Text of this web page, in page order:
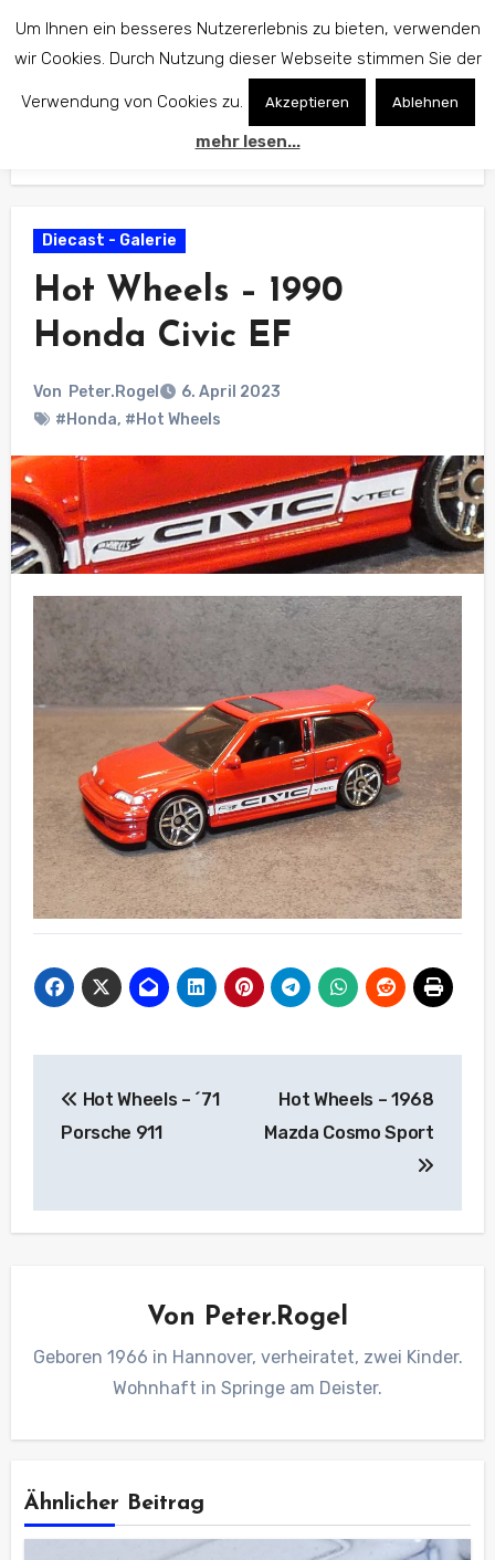
Diecast - Galerie
Hot Wheels – 1990
Honda Civic EF
Von Peter.Rogel
6. April 2023
#Honda, #Hot Wheels
Hot Wheels – ´71
Porsche 911
Hot Wheels – 1968
Mazda Cosmo Sport
Von Peter.Rogel
Geboren 1966 in Hannover, verheiratet, zwei Kinder.
Wohnhaft in Springe am Deister.
Ähnlicher Beitrag
Um Ihnen ein besseres Nutzererlebnis zu bieten, verwenden
wir Cookies. Durch Nutzung dieser Webseite stimmen Sie der
Verwendung von Cookies zu. Akzeptieren Ablehnen
mehr lesen...